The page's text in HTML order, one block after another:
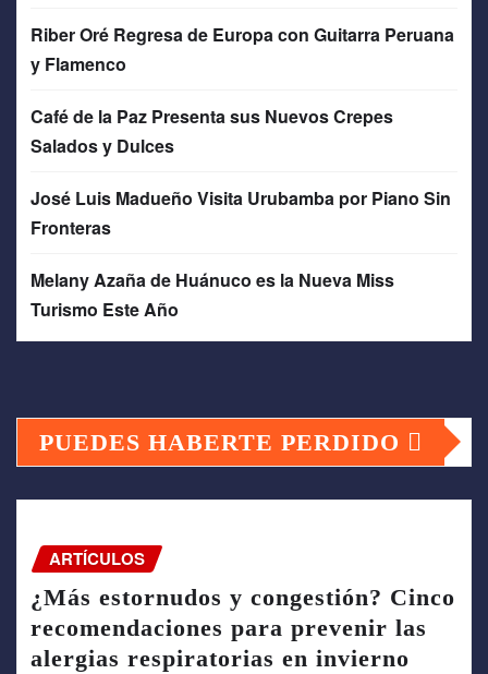
Riber Oré Regresa de Europa con Guitarra Peruana
y Flamenco
Café de la Paz Presenta sus Nuevos Crepes
Salados y Dulces
José Luis Madueño Visita Urubamba por Piano Sin
Fronteras
Melany Azaña de Huánuco es la Nueva Miss
Turismo Este Año
PUEDES HABERTE PERDIDO
ARTÍCULOS
¿Más estornudos y congestión? Cinco
recomendaciones para prevenir las
alergias respiratorias en invierno